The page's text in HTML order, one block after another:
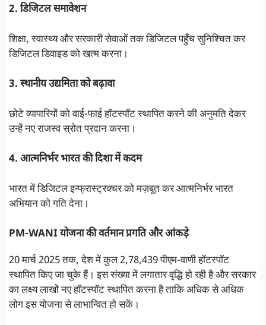
2. डिजिटल समावेशन
शिक्षा, स्वास्थ्य और सरकारी सेवाओं तक डिजिटल पहुँच सुनिश्चित कर
डिजिटल डिवाइड को खत्म करना।
3. स्थानीय उद्यमिता को बढ़ावा
छोटे व्यापारियों को वाई-फाई हॉटस्पॉट स्थापित करने की अनुमति देकर
उन्हें नए राजस्व स्रोत प्रदान करना।
4. आत्मनिर्भर भारत की दिशा में कदम
भारत में डिजिटल इन्फ्रास्ट्रक्चर को मज़बूत कर आत्मनिर्भर भारत
अभियान को गति देना।
PM-WANI योजना की वर्तमान प्रगति और आंकड़े
20 मार्च 2025 तक, देश में कुल 2,78,439 पीएम-वाणी हॉटस्पॉट
स्थापित किए जा चुके हैं। इस संख्या में लगातार वृद्धि हो रही है और सरकार
का लक्ष्य लाखों नए हॉटस्पॉट स्थापित करना है ताकि अधिक से अधिक
लोग इस योजना से लाभान्वित हो सकें।